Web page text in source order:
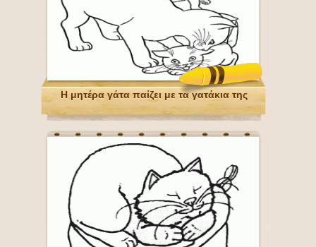
Η μητέρα γάτα παίζει με τα γατάκια της